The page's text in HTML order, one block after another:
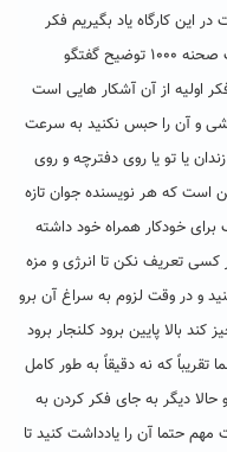
که قرار است در این کارگاه یاد بگیریم فکر
اولیه طرح و نقشه یا شخصیت زاویه گی توصیف صحنه ۱۰۰۰ توضیح گفتگو
اولیه از آن آشکار هایی است
و آن را حبس نکنید به سرعت
یا تو یا روی دفترچه و روی
است که هر نویسنده جوان تازه
خودکار همراه خود داشته
کسی تعریف نکن تا انرژی و مزه
و در وقت لزوم به سراغ آن برو
بالا پایین برود کلنجار برود
که نه دقیقاً به طور کامل
حالا دیگر به جای فکر کردن به
مهم حتما آن را یادداشت کنید تا